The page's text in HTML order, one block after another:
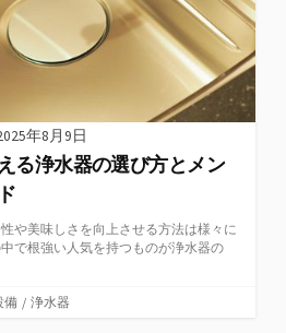
年8月9日
る浄水器の選び方とメン
や美味しさを向上させる方法は様々に
で根強い人気を持つものが浄水器の
備 / 浄水器